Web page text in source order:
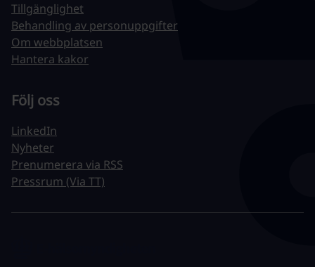
Tillgänglighet
Behandling av personuppgifter
Om webbplatsen
Hantera kakor
Följ oss
LinkedIn
Nyheter
Prenumerera via RSS
Pressrum (Via TT)